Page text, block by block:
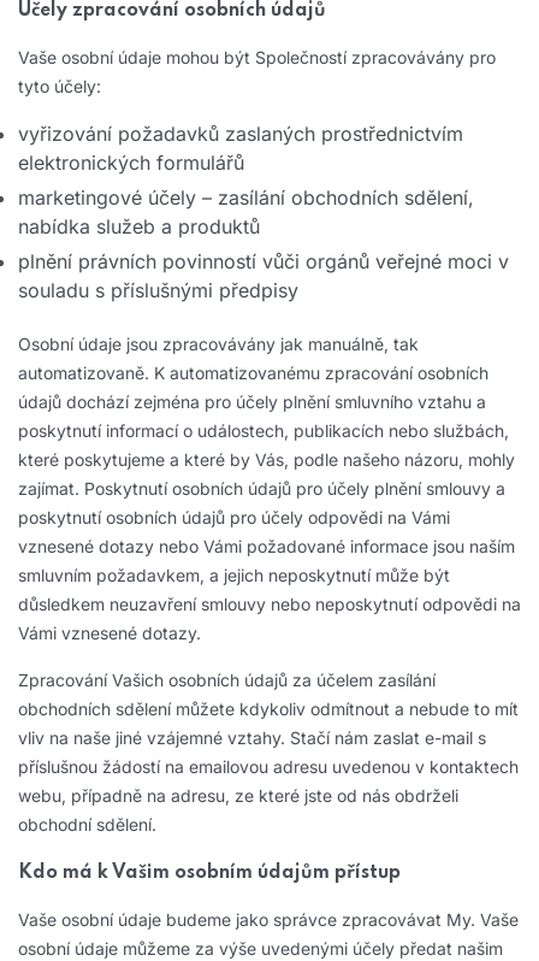
Účely zpracování osobních údajů
Vaše osobní údaje mohou být Společností zpracovávány pro
tyto účely:
vyřizování požadavků zaslaných prostřednictvím
elektronických formulářů
marketingové účely – zasílání obchodních sdělení,
nabídka služeb a produktů
plnění právních povinností vůči orgánů veřejné moci v
souladu s příslušnými předpisy
Osobní údaje jsou zpracovávány jak manuálně, tak
automatizovaně. K automatizovanému zpracování osobních
údajů dochází zejména pro účely plnění smluvního vztahu a
poskytnutí informací o událostech, publikacích nebo službách,
které poskytujeme a které by Vás, podle našeho názoru, mohly
zajímat. Poskytnutí osobních údajů pro účely plnění smlouvy a
poskytnutí osobních údajů pro účely odpovědi na Vámi
vznesené dotazy nebo Vámi požadované informace jsou naším
smluvním požadavkem, a jejich neposkytnutí může být
důsledkem neuzavření smlouvy nebo neposkytnutí odpovědi na
Vámi vznesené dotazy.
Zpracování Vašich osobních údajů za účelem zasílání
obchodních sdělení můžete kdykoliv odmítnout a nebude to mít
vliv na naše jiné vzájemné vztahy. Stačí nám zaslat e-mail s
příslušnou žádostí na emailovou adresu uvedenou v kontaktech
webu, případně na adresu, ze které jste od nás obdrželi
obchodní sdělení.
Kdo má k Vašim osobním údajům přístup
Vaše osobní údaje budeme jako správce zpracovávat My. Vaše
osobní údaje můžeme za výše uvedenými účely předat našim